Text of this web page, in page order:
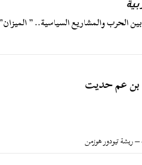
الحرب والمشاريع السياسية.. ”
بن عم حديت
تيودور هوزمن